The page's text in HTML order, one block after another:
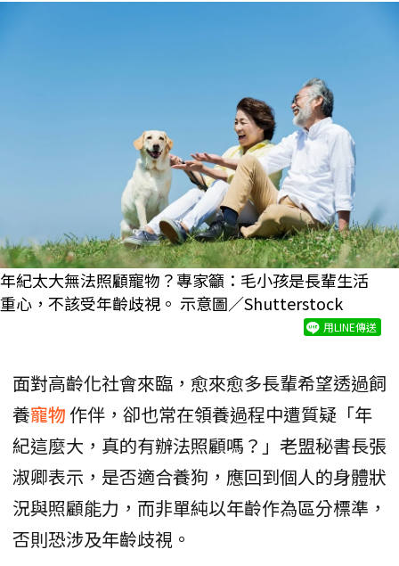
年紀太大無法照顧寵物？專家籲：毛小孩是長輩生活
重心，不該受年齡歧視。 示意圖／Shutterstock
用LINE傳送
面對高齡化社會來臨，愈來愈多長輩希望透過飼
養寵物作伴，卻也常在領養過程中遭質疑「年
紀這麼大，真的有辦法照顧嗎？」老盟秘書長張
淑卿表示，是否適合養狗，應回到個人的身體狀
況與照顧能力，而非單純以年齡作為區分標準，
否則恐涉及年齡歧視。